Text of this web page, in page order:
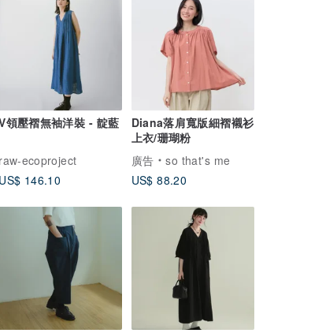
領壓褶無袖洋裝 - 靛藍
raw-ecoproject
US$ 146.10
Diana落肩寬版細褶襯衫
上衣/珊瑚粉
廣告
so that's me
US$ 88.20